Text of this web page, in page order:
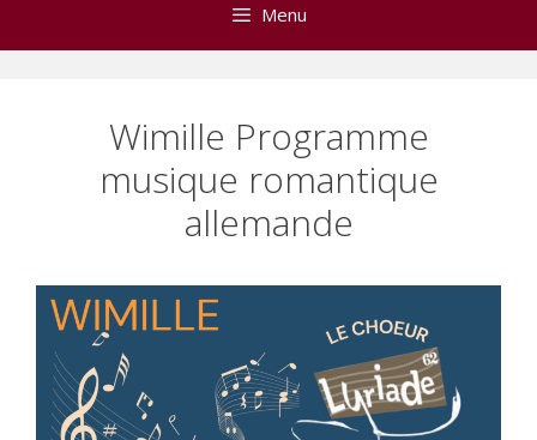
Menu
Wimille Programme
musique romantique
allemande